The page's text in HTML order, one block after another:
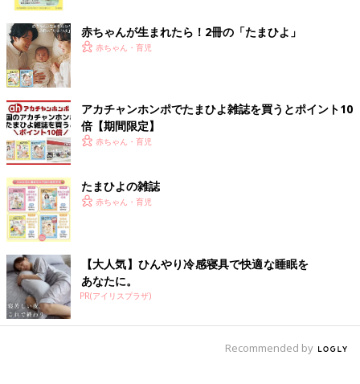
赤ちゃんが生まれたら！2冊の「たまひよ」
赤ちゃん・育児
アカチャンホンポでたまひよ雑誌を買うとポイント10
倍【期間限定】
赤ちゃん・育児
たまひよの雑誌
赤ちゃん・育児
【大人気】ひんやり冷感寝具で快適な睡眠を
あなたに。
PR(アイリスプラザ)
Recommended by